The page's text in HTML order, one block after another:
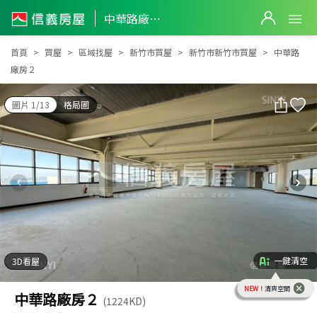
中華路廠房２
中華路廠房２
首頁 買屋 區域找屋 新竹市買屋 新竹市新竹市買屋
中華路
廠房２
圖片 1/13 格局圖
3D看屋 一鍵清空
NEW！ 清爽空間
中華路廠房２ (1224KD)